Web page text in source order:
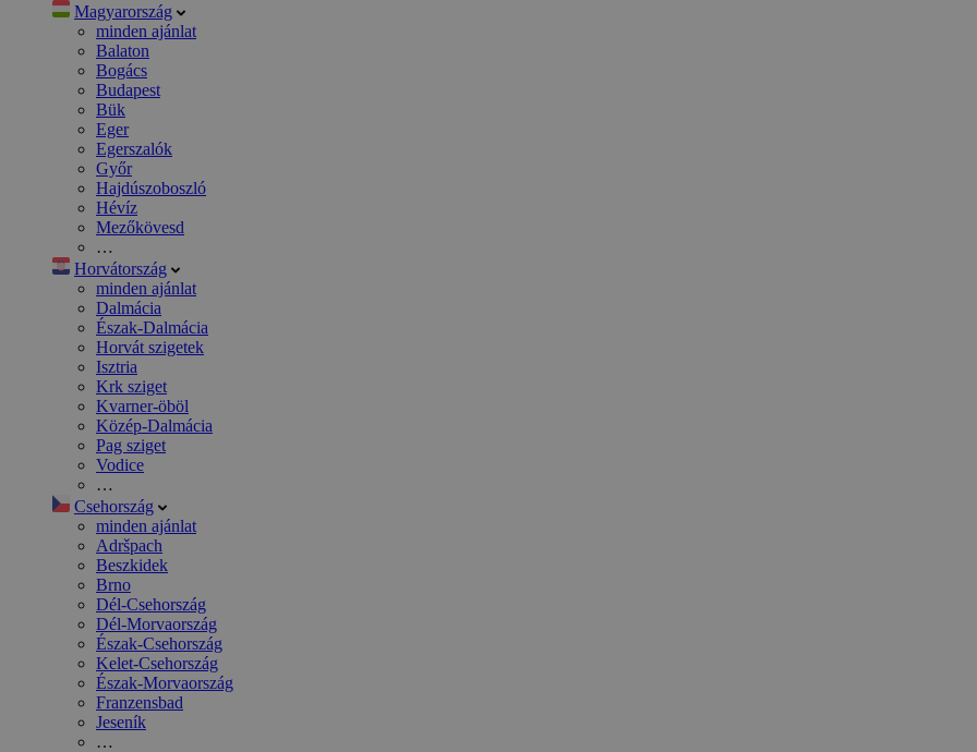
Magyarország
minden ajánlat
Balaton
Bogács
Budapest
Bük
Eger
Egerszalók
Győr
Hajdúszoboszló
Hévíz
Mezőkövesd
…
Horvátország
minden ajánlat
Dalmácia
Észak-Dalmácia
Horvát szigetek
Isztria
Krk sziget
Kvarner-öböl
Közép-Dalmácia
Pag sziget
Vodice
…
Csehország
minden ajánlat
Adršpach
Beszkidek
Brno
Dél-Csehország
Dél-Morvaország
Észak-Csehország
Kelet-Csehország
Észak-Morvaország
Franzensbad
Jeseník
…